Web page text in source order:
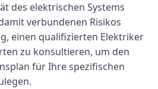
des elektrischen Systems
verbundenen Risikos
einen qualifizierten Elektriker
zu konsultieren, um den
für Ihre spezifischen